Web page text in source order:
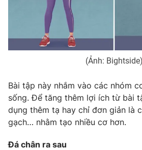
(Ảnh: Bightside)
Bài tập này nhắm vào các nhóm
sống. Để tăng thêm lợi ích từ bài
dụng thêm tạ hay chỉ đơn giản là
gạch… nhằm tạo nhiều cơ hơn.
Đá chân ra sau